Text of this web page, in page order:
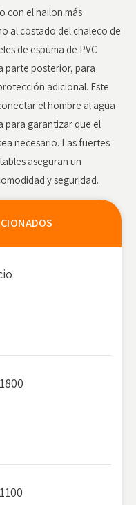
con el nailon más
al costado del chaleco de
de espuma de PVC
parte posterior, para
adicional. Este
el hombre al agua
para garantizar que el
necesario. Las fuertes
aseguran un
y seguridad.